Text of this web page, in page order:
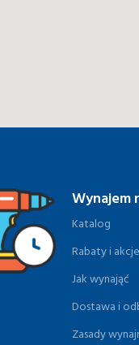
Wynajem
Katalog
Rabaty i akcje
Jak wynająć
Dostawa i
Zasady